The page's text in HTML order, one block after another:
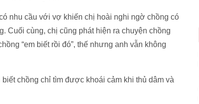
nhu cầu với vợ khiến chị hoài nghi ngờ chồng có
Cuối cùng, chị cũng phát hiện ra chuyện chồng
“em biết rồi đó”, thế nhưng anh vẫn không
chồng chỉ tìm được khoái cảm khi thủ dâm và